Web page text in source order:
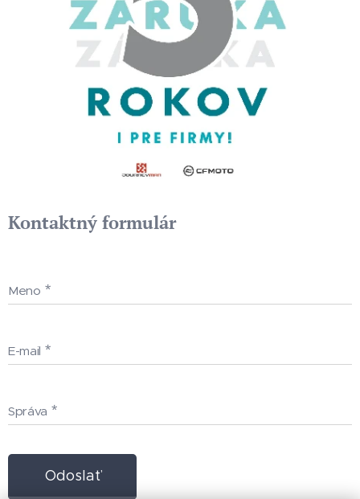
Kontaktný formulár
Meno
E-mail
Správa
Odoslať